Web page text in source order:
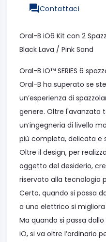
Contattaci
Oral-B iO6 Kit con 2
Black Lava / Pink Sand
Oral-B iO™ SERIES 6
Oral-B ha superato se
un’esperienza di
genere. Oltre l'avanzata
un’ingegneria di livello
più completa, delicata e
Oltre il design, per
oggetto del desiderio,
riservato alla tecnologia
Certo, quando si passa
a uno elettrico si
Ma quando si passa
iO, si va oltre l’ordinario